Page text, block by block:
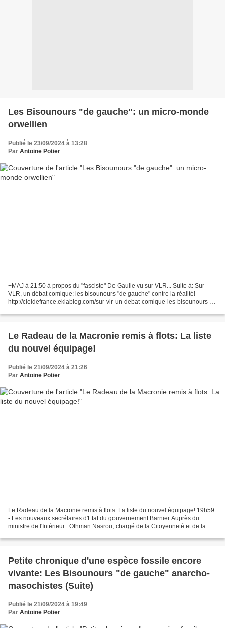
Les Bisounours "de gauche": un micro-monde
orwellien
Publié le 23/09/2024 à 13:28
Par Antoine Potier
+MAJ à 21:50 à propos du "fasciste" De Gaulle vu sur VLR... Suite à: Sur
VLR, un débat comique: les bisounours "de gauche" contre la réalité!
http://cieldefrance.eklablog.com/sur-vlr-un-debat-comique-les-bisounours-
Le Radeau de la Macronie remis à flots: La liste
du nouvel équipage!
Publié le 21/09/2024 à 21:26
Par Antoine Potier
Le Radeau de la Macronie remis à flots: La liste du nouvel équipage! 19h59
- Les nouveaux secrétaires d'Etat du gouvernement Barnier Auprès du
ministre de l'Intérieur : Othman Nasrou, chargé de la Citoyenneté et de la
Petite chronique d'une espèce fossile encore
vivante: Les Bisounours "de gauche" anarcho-
masochistes (Suite)
Publié le 21/09/2024 à 19:49
Par Antoine Potier